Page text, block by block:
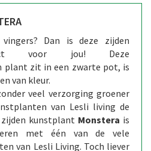
Dan is deze zijden
voor jou! Deze
plant zit in een zwarte pot, is
van kleur.
veel verzorging groener
van Lesli living de
kunstplant Monstera is
met één van de vele
van Lesli Living. Toch liever